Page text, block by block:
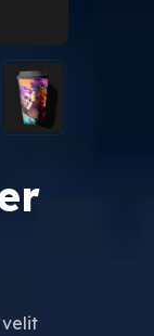
velit